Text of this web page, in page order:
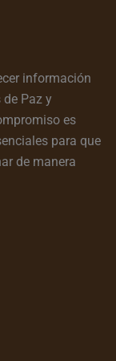
información
Paz y
es
para que
de manera